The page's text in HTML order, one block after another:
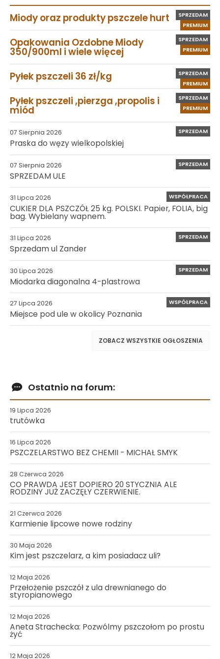
PREMIUM
SPRZEDAM
Miody oraz produkty pszczele hurt
PREMIUM
SPRZEDAM
Opakowania Ozdobne Miody
350/900ml i wiele więcej
PREMIUM
SPRZEDAM
Pyłek pszczeli 36 zł/kg
PREMIUM
SPRZEDAM
Pyłek pszczeli ,pierzga ,propolis i
miód
07 Sierpnia 2026 SPRZEDAM
Praska do węzy wielkopolskiej
07 Sierpnia 2026 SPRZEDAM
SPRZEDAM ULE
31 Lipca 2026 WSPÓŁPRACA
CUKIER DLA PSZCZÓŁ 25 kg. POLSKI. Papier, FOLIA, big
bag. Wybielany wapnem.
31 Lipca 2026 SPRZEDAM
Sprzedam ul Zander
30 Lipca 2026 SPRZEDAM
Miodarka diagonalna 4-plastrowa
27 Lipca 2026 WSPÓŁPRACA
Miejsce pod ule w okolicy Poznania
ZOBACZ WSZYSTKIE OGŁOSZENIA
Ostatnio na forum:
19 Lipca 2026
trutówka
16 Lipca 2026
PSZCZELARSTWO BEZ CHEMII - MICHAŁ SMYK
28 Czerwca 2026
CO PRAWDA JEST DOPIERO 20 STYCZNIA ALE
RODZINY JUŻ ZACZĘŁY CZERWIENIE.
21 Czerwca 2026
Karmienie lipcowe nowe rodziny
30 Maja 2026
Kim jest pszczelarz, a kim posiadacz uli?
12 Maja 2026
Przełożenie pszczół z ula drewnianego do
styropianowego
12 Maja 2026
Aneta Strachecka: Pozwólmy pszczołom po prostu
żyć
12 Maja 2026